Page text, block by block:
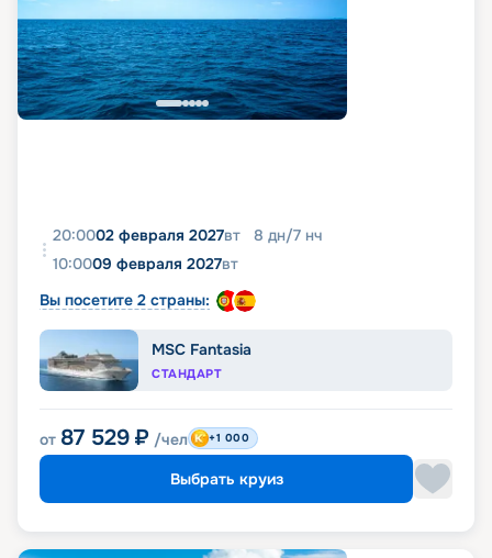
20:0002 февраля 2027вт 8 дн/7 нч
10:0009 февраля 2027вт
Вы посетите 2 страны:
MSC Fantasia
СТАНДАРТ
от 87 529 ₽ /чел +1 000
Выбрать круиз